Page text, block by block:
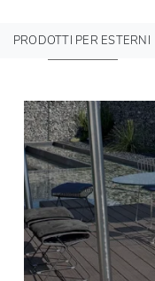
PRODOTTI PER ESTERNI